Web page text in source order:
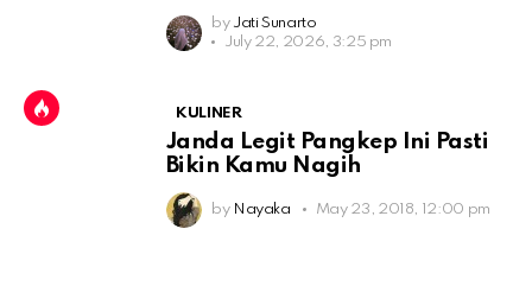
by Jati Sunarto
July 22, 2026, 3:25 pm
KULINER
Janda Legit Pangkep Ini Pasti
Bikin Kamu Nagih
by Nayaka May 23, 2018, 12:00 pm